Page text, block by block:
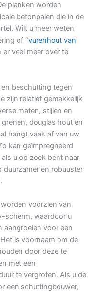
planken worden
betonpalen die in de
Wilt u meer weten
of “vurenhout van
er veel meer over te
beschutting tegen
zijn relatief gemakkelijk
maten, stijlen en
douglas hout en
hangt vaak af van uw
kan geïmpregneerd
u op zoek bent naar
en robuuster
voorzien van
scherm, waardoor u
aangroeien voor een
is voornaam om de
door deze te
met een
te vergroten. Als u de
een schuttingbouwer,